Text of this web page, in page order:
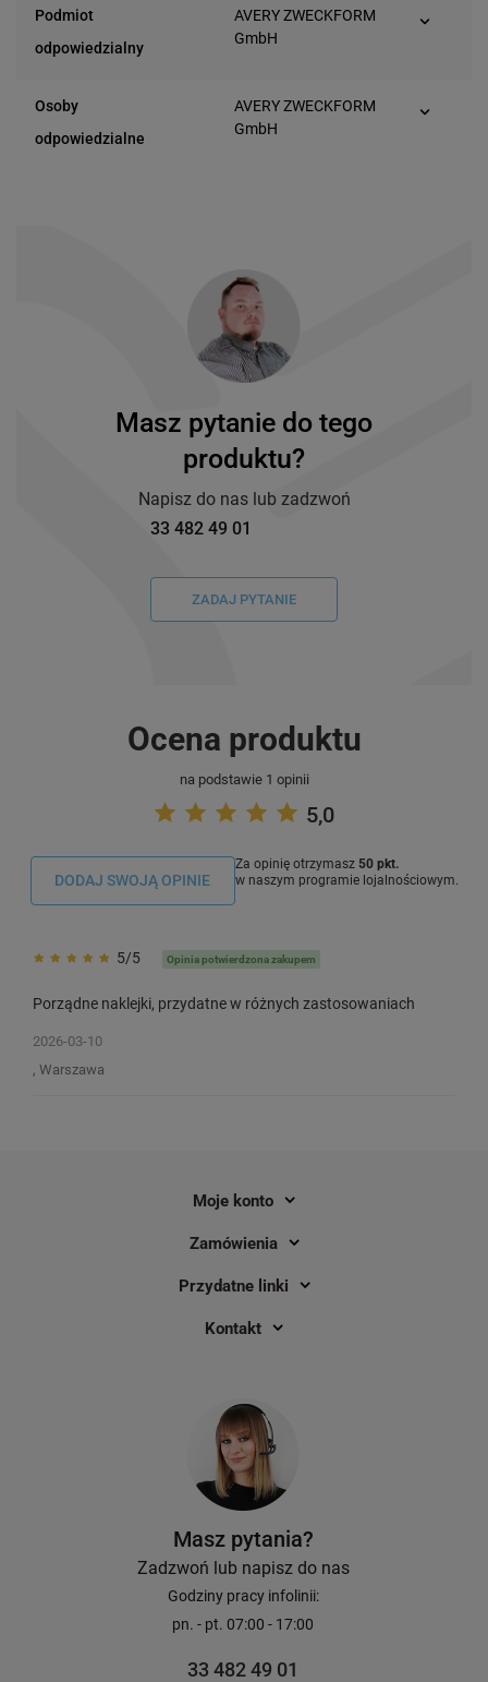
Podmiot
odpowiedzialny
AVERY ZWECKFORM
GmbH
(Niemcy)
Osoby
odpowiedzialne
AVERY ZWECKFORM
GmbH
Masz pytanie do tego
produktu?
Napisz do nas lub zadzwoń
33 482 49 01
ZADAJ PYTANIE
Ocena produktu
na podstawie 1 opinii
5,0
DODAJ SWOJĄ OPINIE
Za opinię otrzymasz 50 pkt.
w naszym programie lojalnościowym.
5/5 Opinia potwierdzona zakupem
Porządne naklejki, przydatne w różnych zastosowaniach
2026-03-10
, Warszawa
Moje konto
Zamówienia
Przydatne linki
Kontakt
Masz pytania?
Zadzwoń lub napisz do nas
Godziny pracy infolinii:
pn. - pt. 07:00 - 17:00
33 482 49 01